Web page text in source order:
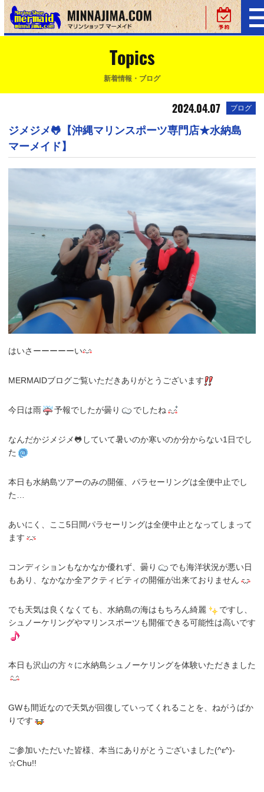
Topics
新着情報・ブログ
2024.04.07 ブログ
ジメジメ🐸【沖縄マリンスポーツ専門店★水納島
マーメイド】
はいさーーーーーい
MERMAIDブログご覧いただきありがとうございます
今日は雨 予報でしたが曇り でしたね
なんだかジメジメ🐸していて暑いのか寒いのか分からない1日でし
た
本日も水納島ツアーのみの開催、パラセーリングは全便中止でし
た…
あいにく、ここ5日間パラセーリングは全便中止となってしまって
ます
コンディションもなかなか優れず、曇り
でも海洋状況が悪い日
もあり、なかなか全アクティビティの開催が出来ておりません
でも天気は良くなくても、水納島の海はもちろん綺麗
ですし、
シュノーケリングやマリンスポーツも開催できる可能性は高いです
本日も沢山の方々に水納島シュノーケリングを体験いただきました
GWも間近なので天気が回復していってくれることを、ねがうばか
りです
ご参加いただいた皆様、本当にありがとうございました(^ε^)-
☆Chu!!